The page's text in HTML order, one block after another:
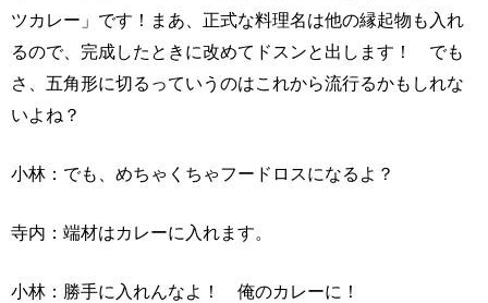
ツカレー」です！まあ、正式な料理名は他の縁起物も入れ
るので、完成したときに改めてドスンと出します！ でも
さ、五角形に切るっていうのはこれから流行るかもしれな
いよね？
小林：でも、めちゃくちゃフードロスになるよ？
寺内：端材はカレーに入れます。
小林：勝手に入れんなよ！ 俺のカレーに！